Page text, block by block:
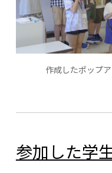
作成したポップ
参加した学